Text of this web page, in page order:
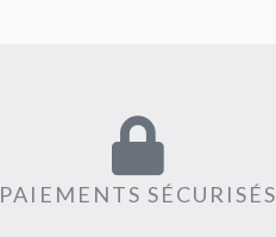
PAIEMENTS SÉCURISÉS